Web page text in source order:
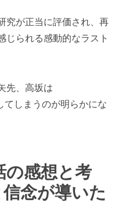
究が正当に評価され、再
じられる感動的なラスト
先、高坂は
てしまうのが明らかにな
の感想と考
念が導いた